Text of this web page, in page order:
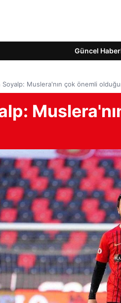
Güncel
Soyalp: Muslera'nın çok önemli